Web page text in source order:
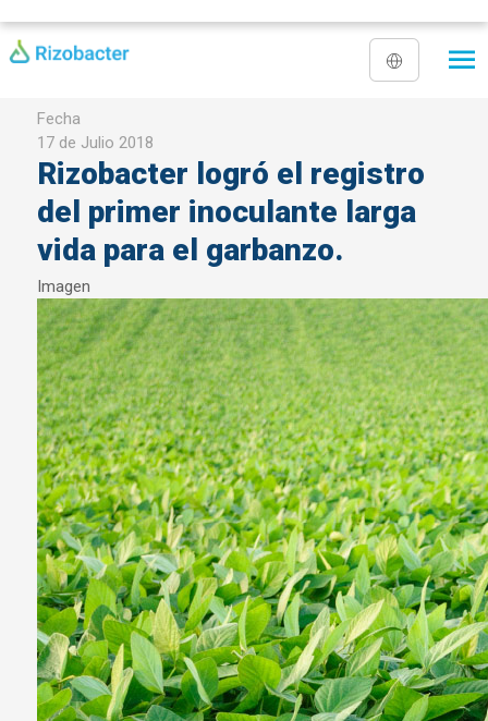
Fecha
17 de Julio 2018
Rizobacter logró el registro
del primer inoculante larga
vida para el garbanzo.
Imagen